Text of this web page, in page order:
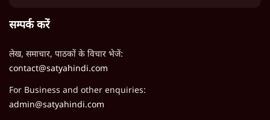
सम्पर्क करें
लेख, समाचार, पाठकों के विचार भेजें:
contact@satyahindi.com
For Business and other enquiries:
admin@satyahindi.com